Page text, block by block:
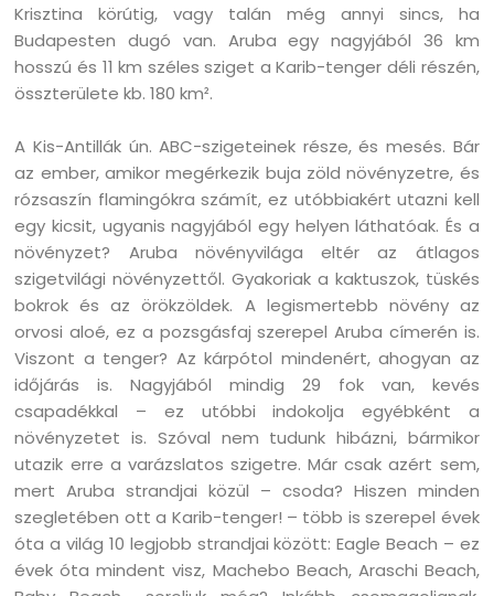
Krisztina körútig, vagy talán még annyi sincs, ha
Budapesten dugó van. Aruba egy nagyjából 36 km
hosszú és 11 km széles sziget a Karib-tenger déli részén,
összterülete kb. 180 km².
A Kis-Antillák ún. ABC-szigeteinek része, és mesés. Bár
az ember, amikor megérkezik buja zöld növényzetre, és
rózsaszín flamingókra számít, ez utóbbiakért utazni kell
egy kicsit, ugyanis nagyjából egy helyen láthatóak. És a
növényzet? Aruba növényvilága eltér az átlagos
szigetvilági növényzettől. Gyakoriak a kaktuszok, tüskés
bokrok és az örökzöldek. A legismertebb növény az
orvosi aloé, ez a pozsgásfaj szerepel Aruba címerén is.
Viszont a tenger? Az kárpótol mindenért, ahogyan az
időjárás is. Nagyjából mindig 29 fok van, kevés
csapadékkal – ez utóbbi indokolja egyébként a
növényzetet is. Szóval nem tudunk hibázni, bármikor
utazik erre a varázslatos szigetre. Már csak azért sem,
mert Aruba strandjai közül – csoda? Hiszen minden
szegletében ott a Karib-tenger! – több is szerepel évek
óta a világ 10 legjobb strandjai között: Eagle Beach – ez
évek óta mindent visz, Machebo Beach, Araschi Beach,